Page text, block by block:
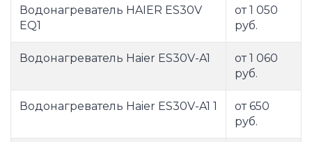
Водонагреватель HAIER ES30V
EQ1
от 1 050
руб.
Водонагреватель Haier ES30V-A1
от 1 060
руб.
Водонагреватель Haier ES30V-A1 1
от 650
руб.